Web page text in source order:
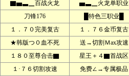
▇▅▃▁百战火龙
▅▃▁火龙单职业
刀锋176
█特色三职业█
１．７０完美复古
１．７６金币复古
★韩版つ０血不死
送→切割Ｍax攻速
１８０至尊合击▇
星王＋４▇首战区
１·７６切割攻速
免费∠→专属极品